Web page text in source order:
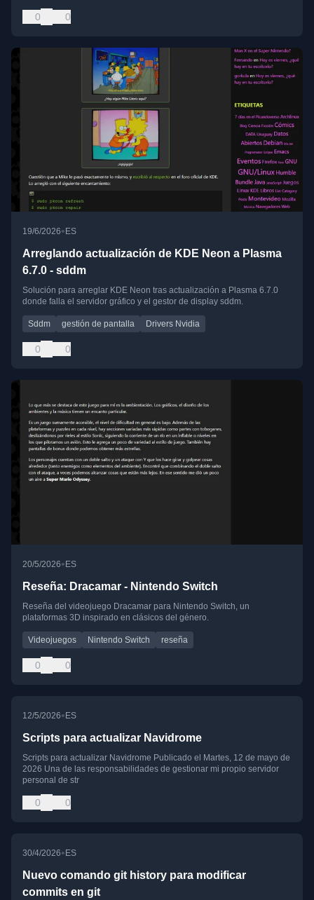
0 0
19/6/2026• ES
Arreglando actualización de KDE Neon a Plasma
6.7.0 - sddm
Solución para arreglar KDE Neon tras actualización a Plasma 6.7.0
donde falla el servidor gráfico y el gestor de display sddm.
Sddm gestión de pantalla Drivers Nvidia
0 0
20/5/2026•ES
Reseña: Dracamar - Nintendo Switch
Reseña del videojuego Dracamar para Nintendo Switch, un
plataformas 3D inspirado en clásicos del género.
Videojuegos Nintendo Switch reseña
0 0
12/5/2026•ES
Scripts para actualizar Navidrome
Scripts para actualizar Navidrome Publicado el Martes, 12 de mayo de
2026 Una de las responsabilidades de gestionar mi propio servidor
personal de str
0 0
30/4/2026•ES
Nuevo comando git history para modificar
commits en git